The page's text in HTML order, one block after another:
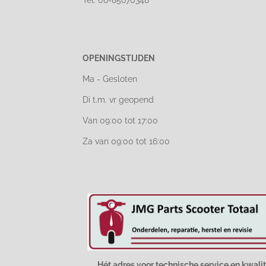
OPENINGSTIJDEN
Ma - Gesloten
Di t.m. vr geopend
Van 09:00 tot 17:00
Za van 09:00 tot 16:00